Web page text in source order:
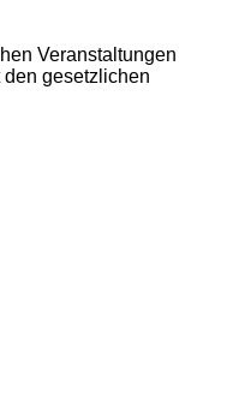
Veranstaltungen
gesetzlichen